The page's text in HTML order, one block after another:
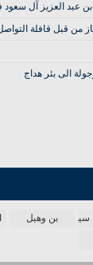
محافظة الجبيل يوم
من قبل قافلة
الى بئر هداج
بن وهيل